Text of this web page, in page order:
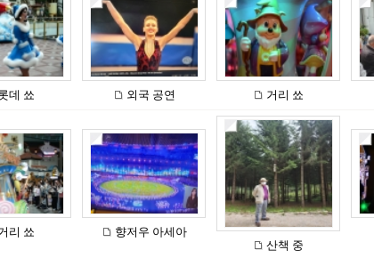
데 쑈 외국 공연 거리 쑈
리 쑈
향저우 아세아
산책 중